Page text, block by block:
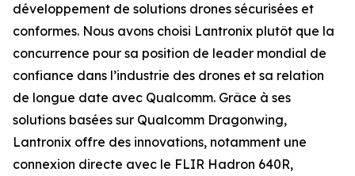
développement de solutions drones sécurisées et
conformes. Nous avons choisi Lantronix plutôt que la
concurrence pour sa position de leader mondial de
confiance dans l’industrie des drones et sa relation
de longue date avec Qualcomm. Grâce à ses
solutions basées sur Qualcomm Dragonwing,
Lantronix offre des innovations, notamment une
connexion directe avec le FLIR Hadron 640R,